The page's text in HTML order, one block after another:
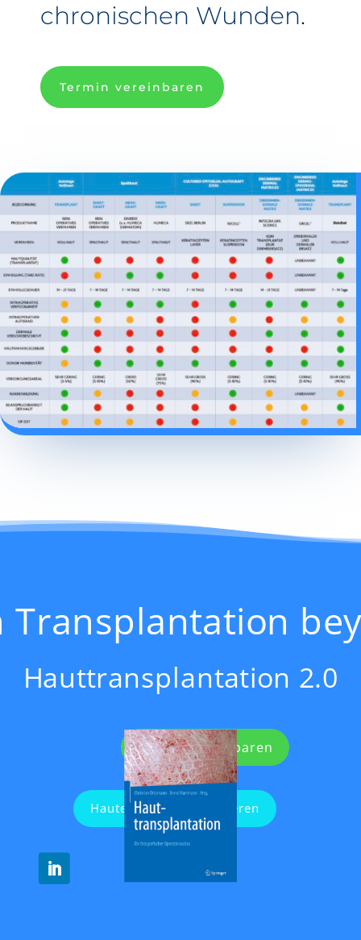
chronischen Wunden.
Termin vereinbaren
Transplantation
Hauttransplantation 2.0
Termin vereinbaren
Hautexperten kontaktieren